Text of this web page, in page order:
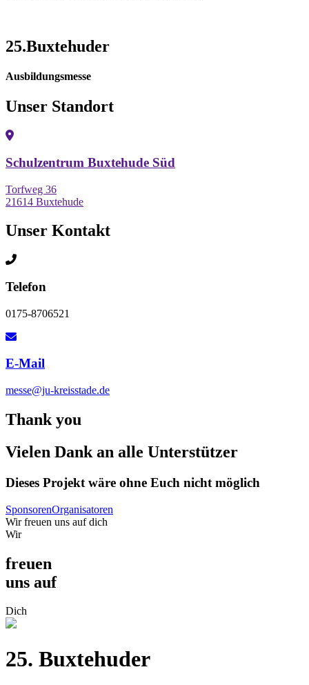
25.Buxtehuder
Ausbildungsmesse
Unser Standort
Schulzentrum Buxtehude Süd
Torfweg 36
21614 Buxtehude
Unser Kontakt
Telefon
0175-8706521
E-Mail
messe@ju-kreisstade.de
Thank you
Vielen Dank an alle Unterstützer
Dieses Projekt wäre ohne Euch nicht möglich
SponsorenOrganisatoren
Wir freuen uns aufdich
Wir
freuen
uns auf
Dich
25. Buxtehuder